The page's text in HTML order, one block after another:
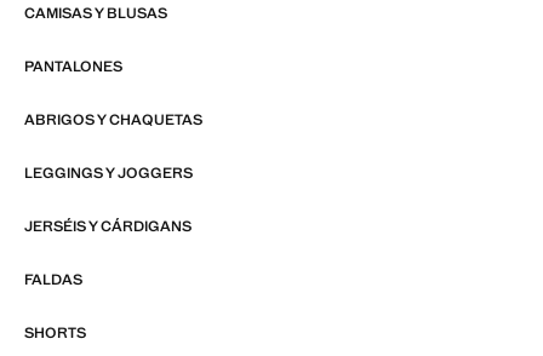
CAMISAS Y BLUSAS
PANTALONES
ABRIGOS Y CHAQUETAS
LEGGINGS Y JOGGERS
JERSÉIS Y CÁRDIGANS
FALDAS
SHORTS